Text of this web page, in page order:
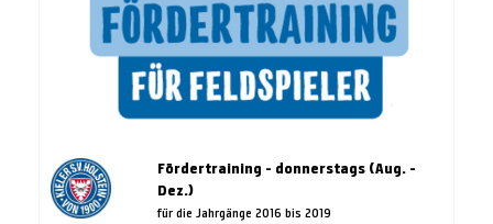
Fördertraining - donnerstags (Aug. -
Dez.)
für die Jahrgänge 2016 bis 2019